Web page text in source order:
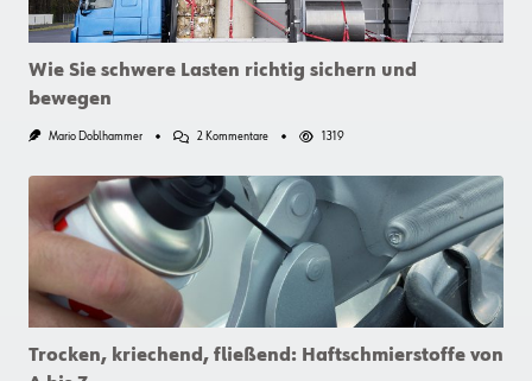
Wie Sie schwere Lasten richtig sichern und
bewegen
Mario Doblhammer 2 KommentareZu
Schwere
Lasten
Richtig
Sichern
Und
Bewegen
1319
Trocken, kriechend, fließend: Haftschmierstoffe von